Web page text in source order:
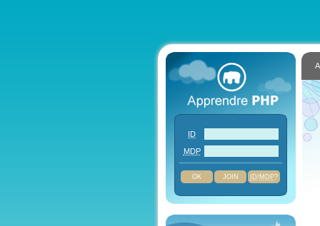
ID
MDP
JOIN ID/MDP?